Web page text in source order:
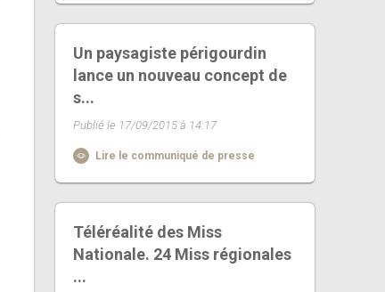
Un paysagiste périgourdin
lance un nouveau concept de
s...
Publié le 17/09/2015 à 14:17
Lire le communiqué de presse
Téléréalité des Miss
Nationale. 24 Miss régionales
...